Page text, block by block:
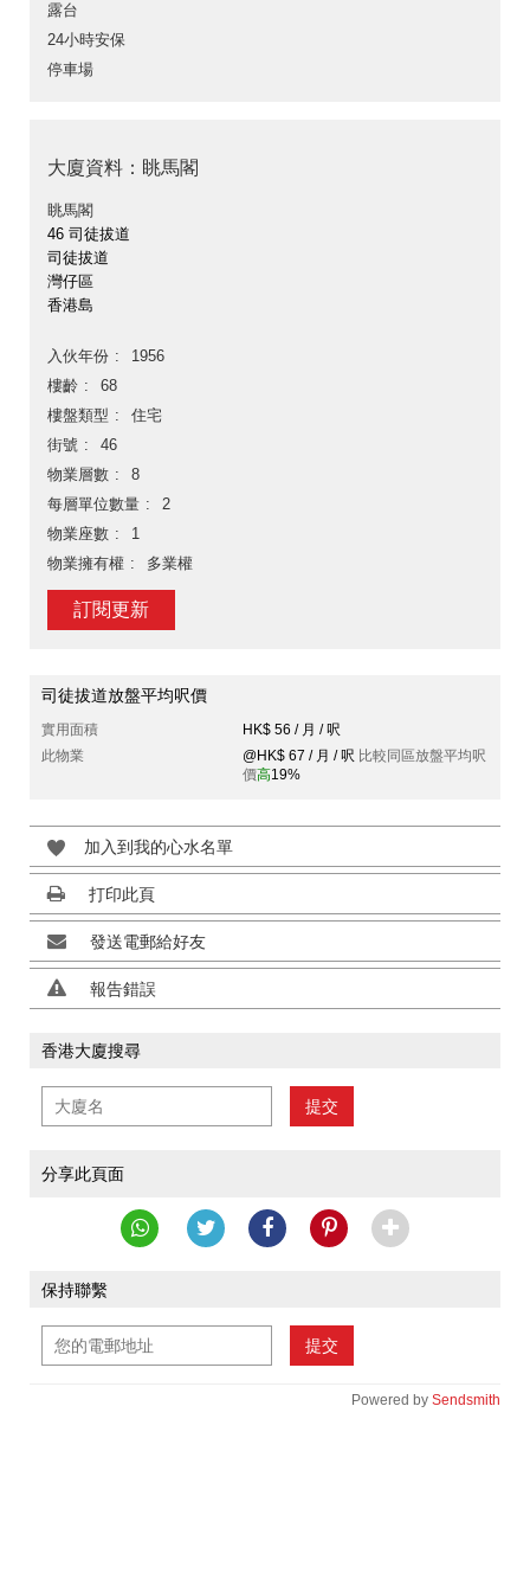
露台
24小時安保
停車場
大廈資料：眺馬閣
眺馬閣
46 司徒拔道
司徒拔道
灣仔區
香港島
入伙年份
1956
樓齡
68
樓盤類型
住宅
街號
46
物業層數
8
每層單位數量
2
物業座數
1
物業擁有權
多業權
訂閱更新
司徒拔道放盤平均呎價
實用面積
HK$ 56 / 月 / 呎
此物業
@HK$ 67 / 月 / 呎 比較同區放盤平均呎
價高19%
加入到我的心水名單
打印此頁
發送電郵給好友
報告錯誤
香港大廈搜尋
提交
分享此頁面
保持聯繫
提交
Powered by Sendsmith